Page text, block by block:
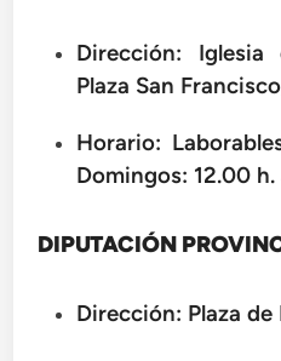
Dirección:
Plaza San
Horario:
Domingos: 12.00
DIPUTACIÓN
Dirección: Plaza de